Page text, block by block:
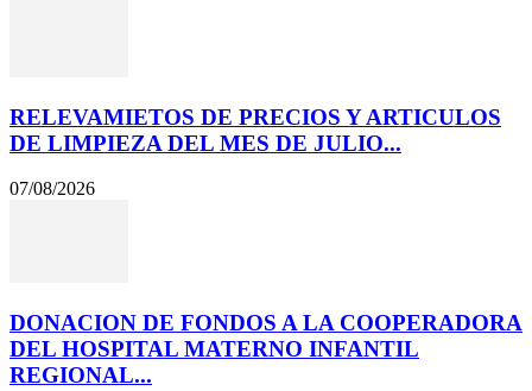
RELEVAMIETOS DE PRECIOS Y ARTICULOS
DE LIMPIEZA DEL MES DE JULIO...
07/08/2026
DONACION DE FONDOS A LA COOPERADORA
DEL HOSPITAL MATERNO INFANTIL
REGIONAL...